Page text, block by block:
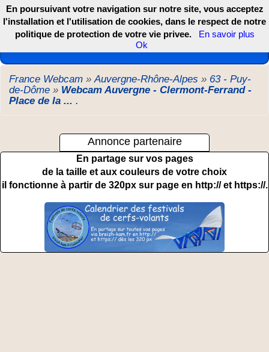
Les webcams de France, DOM TOM et COM
France Webcam »Auvergne-Rhône-Alpes » 63 - Puy-
de-Dôme » Webcam Auvergne - Clermont-Ferrand -
Place de la ... .
Annonce partenaire
En partage sur vos pages
de la taille et aux couleurs de votre choix
il fonctionne à partir de 320px sur page en http:// et https://.
En poursuivant votre navigation sur notre site, vous acceptez
l'installation et l'utilisation de cookies, dans le respect de notre
politique de protection de votre vie privee.
En savoir plus
Ok